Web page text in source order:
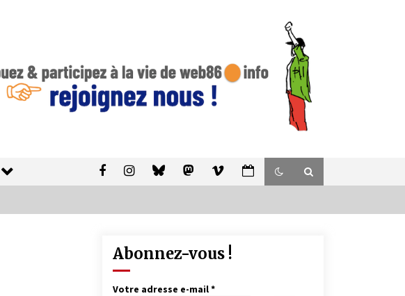
Abonnez-vous !
Votre adresse e-mail*